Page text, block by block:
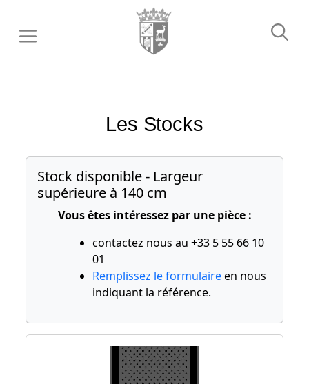
contenu
Les Stocks
Stock disponible - Largeur
supérieure à 140 cm
Vous êtes intéressez par une pièce :
contactez nous au +33 5 55 66 10
01
Remplissez le formulaireen nous
indiquant la référence.